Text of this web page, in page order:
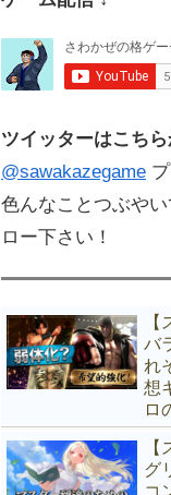
ツイッターはこちら
@sawakazegame
色んなことつぶや
ロー下さい！
バ
れ
想
ロ
グ
コ